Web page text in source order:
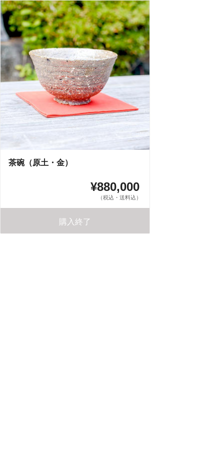
茶碗（原土・金）
¥880,000
（税込・送料込）
購入終了